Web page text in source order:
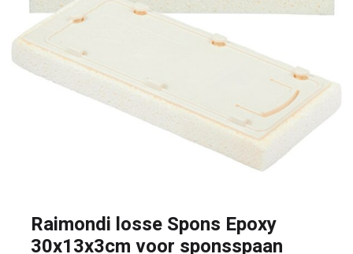
Raimondi losse Spons Epoxy
30x13x3cm voor sponsspaan